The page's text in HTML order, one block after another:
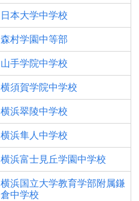
日本大学中学校
森村学園中等部
山手学院中学校
横須賀学院中学校
横浜翠陵中学校
横浜隼人中学校
横浜富士見丘学園中学校
横浜国立大学教育学部附属鎌
倉中学校